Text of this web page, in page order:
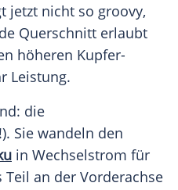
jetzt nicht so groovy,
Querschnitt erlaubt
höheren Kupfer-
Leistung.
die
Sie wandeln den
in Wechselstrom für
Teil an der Vorderachse